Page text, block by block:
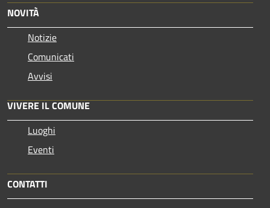
NOVITÀ
Notizie
Comunicati
Avvisi
VIVERE IL COMUNE
Luoghi
Eventi
CONTATTI